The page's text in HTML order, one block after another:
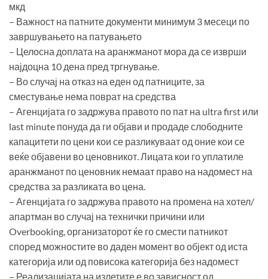
мкд
– Важност на патните документи минимум 3 месеци по
завршувањето на патувањето
– Целосна доплата на аранжманот мора да се изврши
најдоцна 10 дена пред тргнување.
– Во случај на отказ на еден од патниците, за
сместување нема поврат на средства
– Агенцијата го задржува правото по пат на ultra first или
last minute понуда да ги објави и продаде слободните
капацитети по цени кои се разликуваат од оние кои се
веќе објавени во ценовникот. Лицата кои го уплатиле
аранжманот по ценовник немаат право на надомест на
средства за разликата во цена.
– Агенцијата го задржува правото на промена на хотел/
апартман во случај на технички причини или
Overbooking, организаторот ќе го смести патникот
според можностите во даден момент во објект од иста
категорија или од повисока категорија без надомест
– Реализацијата на излетите е во зависност од